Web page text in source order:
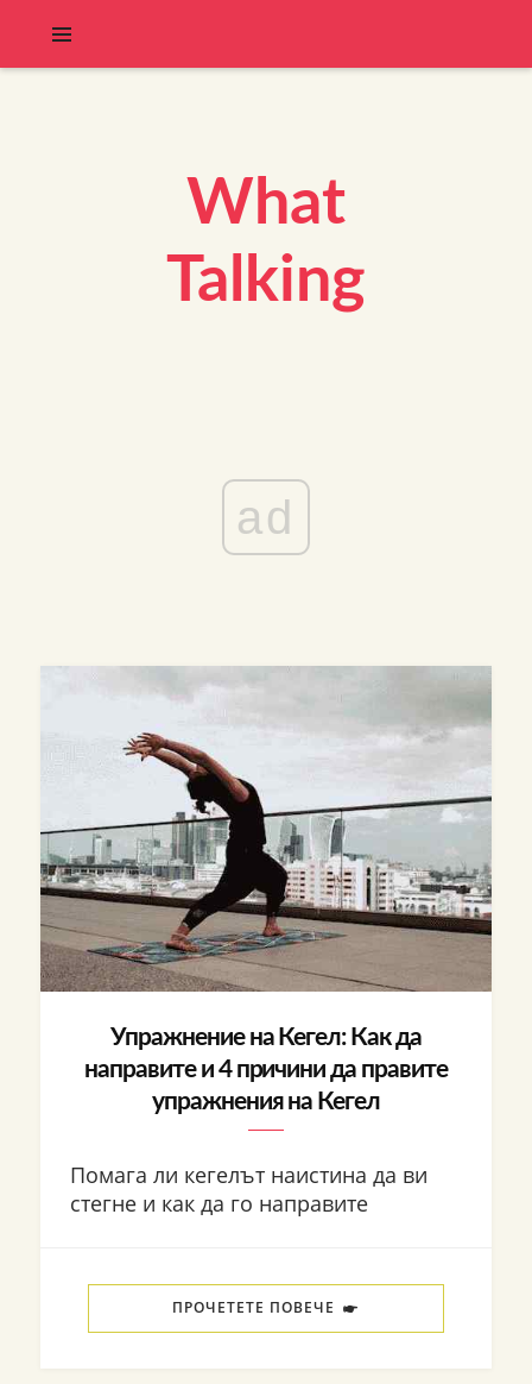
What
Talking
ad
Упражнение на Кегел: Как да
направите и 4 причини да правите
упражнения на Кегел
Помага ли кегелът наистина да ви
стегне и как да го направите
ПРОЧЕТЕТЕ ПОВЕЧЕ